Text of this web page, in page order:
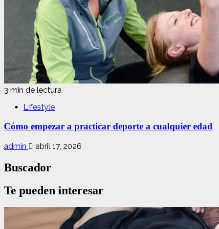
3 min de lectura
Lifestyle
Cómo empezar a practicar deporte a cualquier edad
admin abril 17, 2026
Buscador
Te pueden interesar